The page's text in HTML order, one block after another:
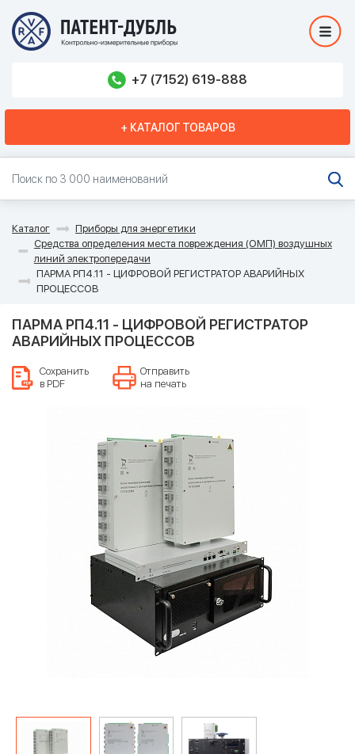
+7 (7152) 619-888
+ КАТАЛОГ ТОВАРОВ
Каталог
Приборы для энергетики
Средства определения места повреждения (ОМП) воздушных
линий электропередачи
ПАРМА РП4.11 - ЦИФРОВОЙ РЕГИСТРАТОР АВАРИЙНЫХ
ПРОЦЕССОВ
ПАРМА РП4.11 - ЦИФРОВОЙ РЕГИСТРАТОР
АВАРИЙНЫХ ПРОЦЕССОВ
Сохранить
в PDF
Отправить
на печать